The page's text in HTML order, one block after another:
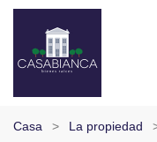
Casa La propiedad